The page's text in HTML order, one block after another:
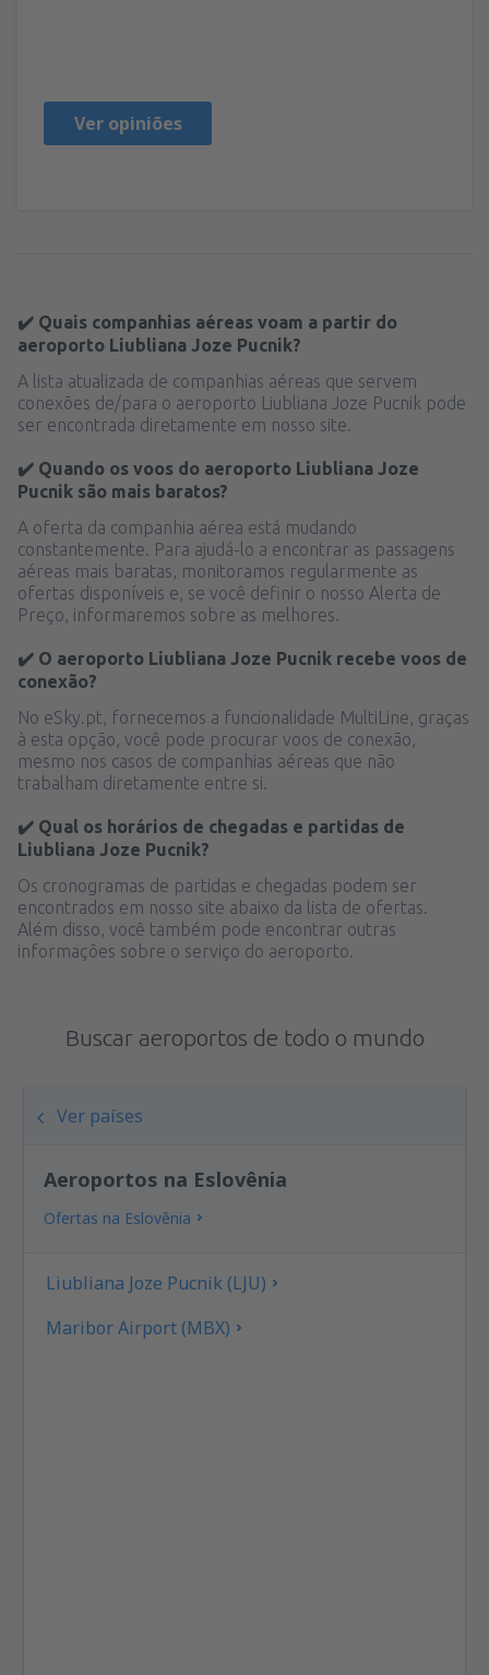
Ver opiniões
✔️ Quais companhias aéreas voam a partir do
aeroporto Liubliana Joze Pucnik?
A lista atualizada de companhias aéreas que servem
conexões de/para o aeroporto Liubliana Joze Pucnik pode
ser encontrada diretamente em nosso site.
✔️ Quando os voos do aeroporto Liubliana Joze
Pucnik são mais baratos?
A oferta da companhia aérea está mudando
constantemente. Para ajudá-lo a encontrar as passagens
aéreas mais baratas, monitoramos regularmente as
ofertas disponíveis e, se você definir o nosso Alerta de
Preço, informaremos sobre as melhores.
✔️ O aeroporto Liubliana Joze Pucnik recebe voos de
conexão?
No eSky.pt, fornecemos a funcionalidade MultiLine, graças
à esta opção, você pode procurar voos de conexão,
mesmo nos casos de companhias aéreas que não
trabalham diretamente entre si.
✔️ Qual os horários de chegadas e partidas de
Liubliana Joze Pucnik?
Os cronogramas de partidas e chegadas podem ser
encontrados em nosso site abaixo da lista de ofertas.
Além disso, você também pode encontrar outras
informações sobre o serviço do aeroporto.
Buscar aeroportos de todo o mundo
Ver países
Aeroportos na Eslovênia
Ofertas na Eslovênia
Liubliana Joze Pucnik (LJU)
Maribor Airport (MBX)